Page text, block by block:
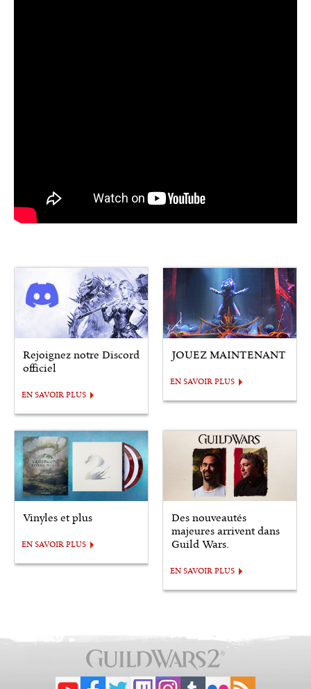
Rejoignez notre Discord
officiel
EN SAVOIR PLUS
JOUEZ MAINTENANT
EN SAVOIR PLUS
Vinyles et plus
EN SAVOIR PLUS
Des nouveautés
majeures arrivent dans
Guild Wars.
EN SAVOIR PLUS